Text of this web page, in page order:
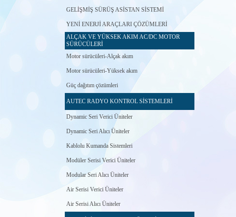
GELİŞMİŞ SÜRÜŞ ASİSTAN SİSTEMİ
YENİ ENERJİ ARAÇLARI ÇÖZÜMLERİ
ALÇAK VE YÜKSEK AKIM AC/DC MOTOR
SÜRÜCÜLERİ
Motor sürücüleri-Alçak akım
Motor sürücüleri-Yüksek akım
Güç dağıtım çözümleri
AUTEC RADYO KONTROL SİSTEMLERİ
Dynamic Seri Verici Üniteler
Dynamic Seri Alıcı Üniteler
Kablolu Kumanda Sistemleri
Modüler Serisi Verici Üniteler
Modular Seri Alıcı Üniteler
Air Serisi Verici Üniteler
Air Serisi Alıcı Üniteler